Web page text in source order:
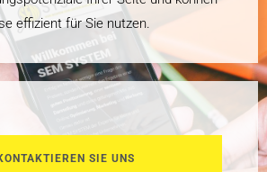
effizient für Sie nutzen.
SIE UNS